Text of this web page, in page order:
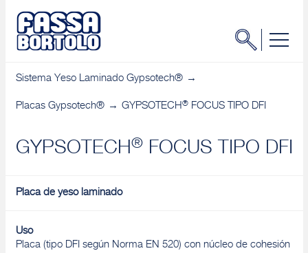
Sistema Yeso Laminado Gypsotech®
Placas Gypsotech® GYPSOTECH®FOCUS TIPO DFI
GYPSOTECH®FOCUS TIPO DFI
Placa de yeso laminado
Uso
Placa (tipo DFI según Norma EN 520) con núcleo de cohesión